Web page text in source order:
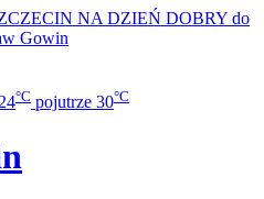
NA DZIEŃ DOBRY do
Gowin
24°C pojutrze 30°C